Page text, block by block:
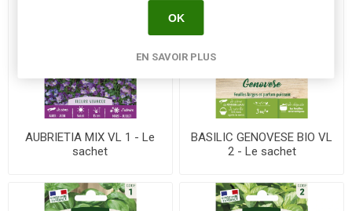
AUBRIETIA MIX VL 1 - Le
sachet
BASILIC GENOVESE BIO VL
2 - Le sachet
OK
EN SAVOIR PLUS